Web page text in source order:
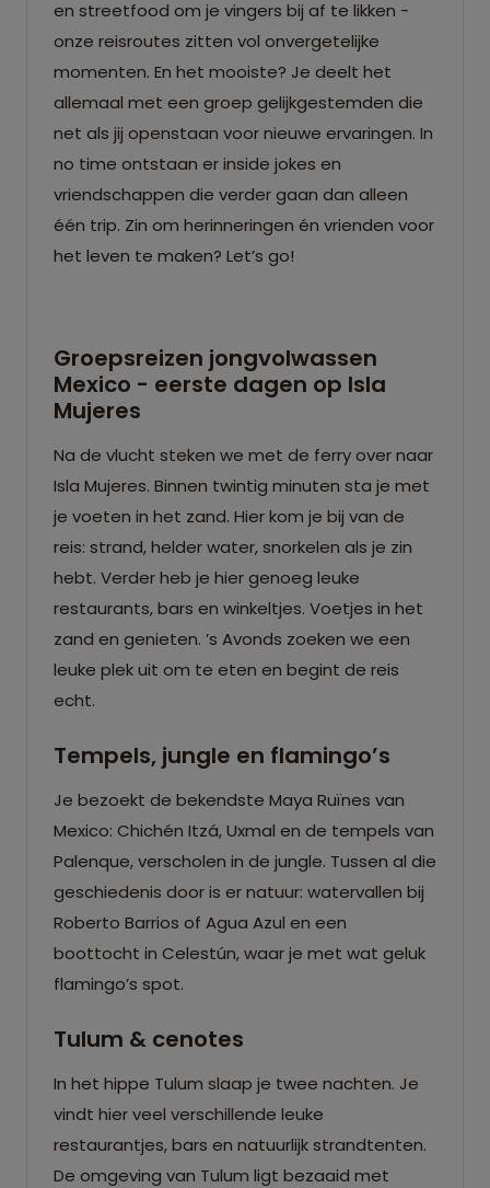
en streetfood om je vingers bij af te likken -
onze reisroutes zitten vol onvergetelijke
momenten. En het mooiste? Je deelt het
allemaal met een groep gelijkgestemden die
net als jij openstaan voor nieuwe ervaringen. In
no time ontstaan er inside jokes en
vriendschappen die verder gaan dan alleen
één trip. Zin om herinneringen én vrienden voor
het leven te maken? Let’s go!
Groepsreizen jongvolwassen
Mexico - eerste dagen op Isla
Mujeres
Na de vlucht steken we met de ferry over naar
Isla Mujeres. Binnen twintig minuten sta je met
je voeten in het zand. Hier kom je bij van de
reis: strand, helder water, snorkelen als je zin
hebt. Verder heb je hier genoeg leuke
restaurants, bars en winkeltjes. Voetjes in het
zand en genieten. ’s Avonds zoeken we een
leuke plek uit om te eten en begint de reis
echt.
Tempels, jungle en flamingo’s
Je bezoekt de bekendste Maya Ruïnes van
Mexico: Chichén Itzá, Uxmal en de tempels van
Palenque, verscholen in de jungle. Tussen al die
geschiedenis door is er natuur: watervallen bij
Roberto Barrios of Agua Azul en een
boottocht in Celestún, waar je met wat geluk
flamingo’s spot.
Tulum & cenotes
In het hippe Tulum slaap je twee nachten. Je
vindt hier veel verschillende leuke
restaurantjes, bars en natuurlijk strandtenten.
De omgeving van Tulum ligt bezaaid met